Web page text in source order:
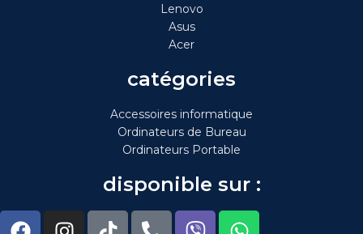
Lenovo
Asus
Acer
catégories
Accessoires informatique
Ordinateurs de Bureau
Ordinateurs Portable
disponible sur :